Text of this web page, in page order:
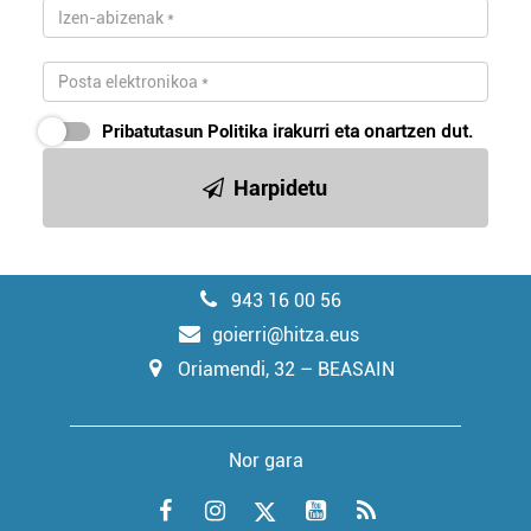
Pribatutasun Politika irakurri eta onartzen dut.
Harpidetu
943 16 00 56
goierri@hitza.eus
Oriamendi, 32 – BEASAIN
Nor gara